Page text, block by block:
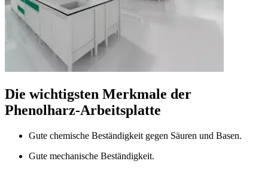
Die wichtigsten Merkmale der
Phenolharz-Arbeitsplatte
Gute chemische Beständigkeit gegen Säuren und Basen.
Gute mechanische Beständigkeit.